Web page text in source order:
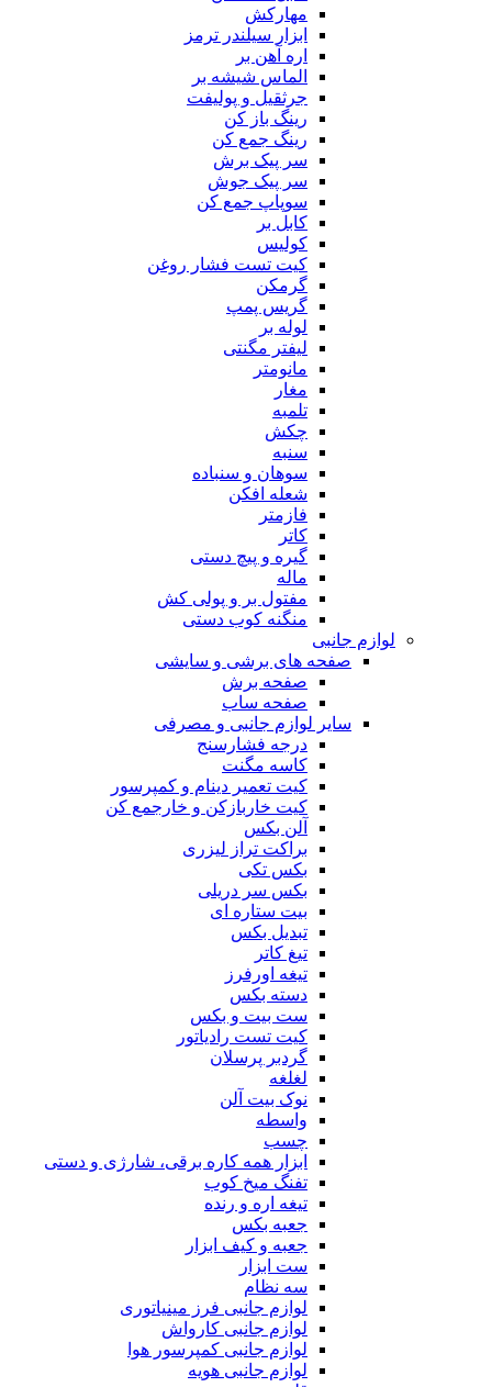
مهارکش
ابزار سیلندر ترمز
اره آهن بر
الماس شیشه بر
جرثقیل و پولیفت
رینگ باز کن
رینگ جمع کن
سر پیک برش
سر پیک جوش
سوپاپ جمع کن
کابل بر
کولیس
کیت تست فشار روغن
گرمکن
گریس پمپ
لوله بر
لیفتر مگنتی
مانومتر
مغار
تلمبه
چکش
سنبه
سوهان و سنباده
شعله افکن
فازمتر
کاتر
گیره و پیچ دستی
ماله
مفتول بر و پولی کش
منگنه کوب دستی
لوازم جانبی
صفحه های برشی و سایشی
صفحه برش
صفحه ساب
سایر لوازم جانبی و مصرفی
درجه فشارسنج
کاسه مگنت
کیت تعمیر دینام و کمپرسور
کیت خاربازکن و خارجمع کن
آلن بکس
براکت تراز لیزری
بکس تکی
بکس سر دریلی
بیت ستاره ای
تبدیل بکس
تیغ کاتر
تیغه اورفرز
دسته بکس
ست بیت و بکس
کیت تست رادیاتور
گردبر پرسلان
لغلغه
نوک بیت آلن
واسطه
چسب
ابزار همه کاره برقی، شارژی و دستی
تفنگ میخ کوب
تیغه اره و رنده
جعبه بکس
جعبه و کیف ابزار
ست ابزار
سه نظام
لوازم جانبی فرز مینیاتوری
لوازم جانبی کارواش
لوازم جانبی کمپرسور هوا
لوازم جانبی هویه